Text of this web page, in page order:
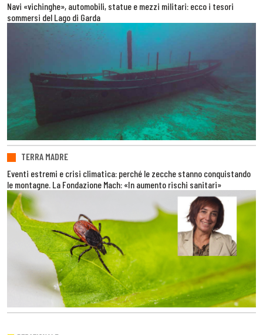
Navi «vichinghe», automobili, statue e mezzi militari: ecco i tesori
sommersi del Lago di Garda
TERRA MADRE
Eventi estremi e crisi climatica: perché le zecche stanno conquistando
le montagne. La Fondazione Mach: «In aumento rischi sanitari»